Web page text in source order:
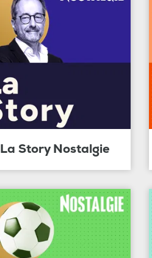
La Story Nostalgie